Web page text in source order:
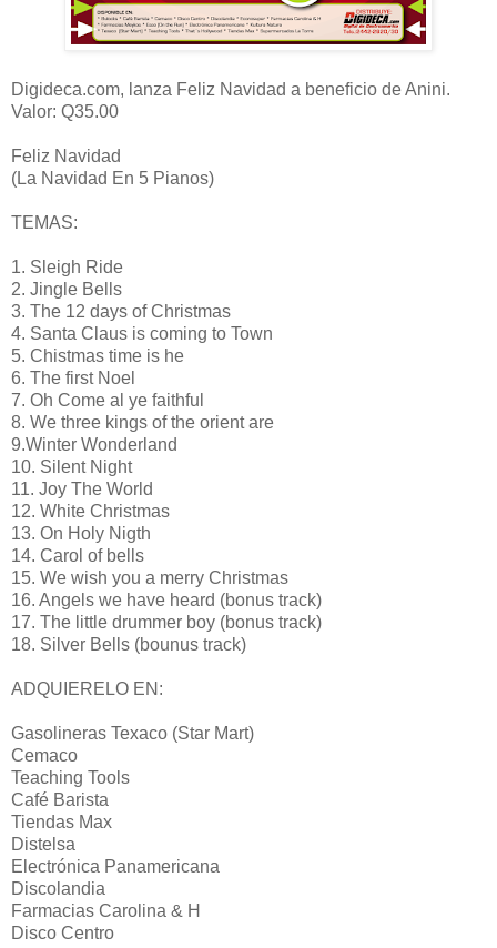
Digideca.com, lanza Feliz Navidad a beneficio de Anini.
Valor: Q35.00
Feliz Navidad
(La Navidad En 5 Pianos)
TEMAS:
1. Sleigh Ride
2. Jingle Bells
3. The 12 days of Christmas
4. Santa Claus is coming to Town
5. Chistmas time is he
6. The first Noel
7. Oh Come al ye faithful
8. We three kings of the orient are
9.Winter Wonderland
10. Silent Night
11. Joy The World
12. White Christmas
13. On Holy Nigth
14. Carol of bells
15. We wish you a merry Christmas
16. Angels we have heard (bonus track)
17. The little drummer boy (bonus track)
18. Silver Bells (bounus track)
ADQUIERELO EN:
Gasolineras Texaco (Star Mart)
Cemaco
Teaching Tools
Café Barista
Tiendas Max
Distelsa
Electrónica Panamericana
Discolandia
Farmacias Carolina & H
Disco Centro